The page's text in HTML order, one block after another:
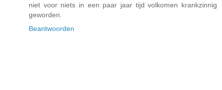
niet voor niets in een paar jaar tijd volkomen krankzinnig
geworden.
Beantwoorden